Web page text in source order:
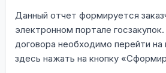
Данный отчет формируется
электронном портале
договора необходимо перейти
здесь нажать на кнопку